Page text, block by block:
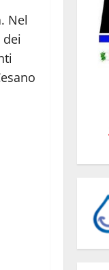
. Nel